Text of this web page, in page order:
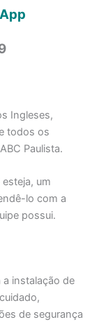
Ingleses,
todos os
Paulista.
um
lo com a
possui.
a instalação de
de segurança